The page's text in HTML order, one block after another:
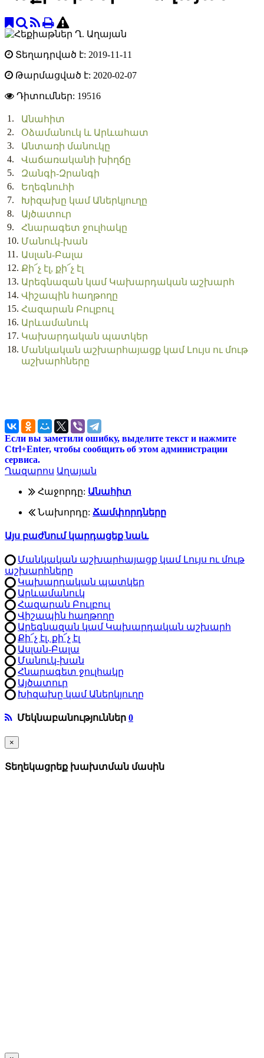
Տեղադրված է: 2019-11-11
Թարմացված է: 2020-02-07
Դիտումներ: 19516
1.
Անահիտ
2.
Օձամանուկ և Արևահատ
3.
Անտառի մանուկը
4.
Վաճառականի խիղճը
5.
Զանգի-Զրանգի
6.
Եղեգնուհի
7.
Խիզախը կամ Աներկյուղը
8.
Այծատուր
9.
Հնարագետ ջուլհակը
10. Մանուկ-խան
11. Ասլան-Բալա
12. Քի՜չ էլ, քի՜չ էլ
13. Արեգնազան կամ Կախարդական աշխարհ
14. Վիշապին հաղթողը
15. Հազարան Բուլբուլ
16. Արևամանուկ
17. Կախարդական պատկեր
18. Մանկական աշխարհայացք կամ Լույս ու մութ
աշխարհները
Если вы заметили ошибку, выделите текст и нажмите
Ctrl+Enter, чтобы сообщить об этом администрации
сервиса.
Ղազարոս Աղայան
Հաջորդը: Անահիտ
Նախորդը: Ճամփորդները
Այս բաժնում կարդացեք նաև
Մանկական աշխարհայացք կամ Լույս ու մութ
աշխարհները
Կախարդական պատկեր
Արևամանուկ
Հազարան Բուլբուլ
Վիշապին հաղթողը
Արեգնազան կամ Կախարդական աշխարհ
Քի՜չ էլ, քի՜չ էլ
Ասլան-Բալա
Մանուկ-խան
Հնարագետ ջուլհակը
Այծատուր
Խիզախը կամ Աներկյուղը
Մեկնաբանություններ 0
×
Տեղեկացրեք խախտման մասին